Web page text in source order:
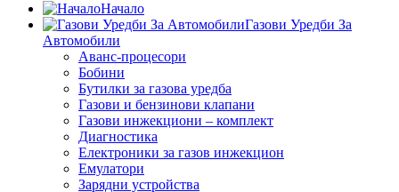
Начало
Газови Уредби За
Автомобили
Аванс-процесори
Бобини
Бутилки за газова уредба
Газови и бензинови клапани
Газови инжекциони – комплект
Диагностика
Електроники за газов инжекцион
Емулатори
Зарядни устройства